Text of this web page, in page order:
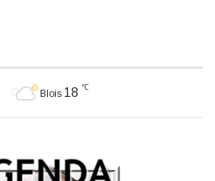
Blois 18 ℃